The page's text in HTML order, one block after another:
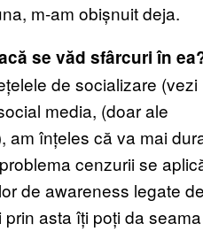
m-am obișnuit deja.
se văd sfârcuri în
de socializare (vezi
media, (doar ale
am înțeles că va mai
cenzurii se
de awareness legate de
prin asta îți poți da seama